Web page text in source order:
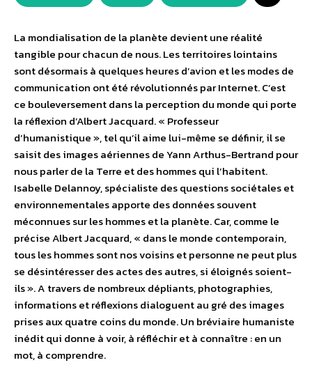
La mondialisation de la planète devient une réalité
tangible pour chacun de nous. Les territoires lointains
sont désormais à quelques heures d’avion et les modes de
communication ont été révolutionnés par Internet. C’est
ce bouleversement dans la perception du monde qui porte
la réflexion d’Albert Jacquard. « Professeur
d’humanistique », tel qu’il aime lui-même se définir, il se
saisit des images aériennes de Yann Arthus-Bertrand pour
nous parler de la Terre et des hommes qui l’habitent.
Isabelle Delannoy, spécialiste des questions sociétales et
environnementales apporte des données souvent
méconnues sur les hommes et la planète. Car, comme le
précise Albert Jacquard, « dans le monde contemporain,
tous les hommes sont nos voisins et personne ne peut plus
se désintéresser des actes des autres, si éloignés soient-
ils ». A travers de nombreux dépliants, photographies,
informations et réflexions dialoguent au gré des images
prises aux quatre coins du monde. Un bréviaire humaniste
inédit qui donne à voir, à réfléchir et à connaître : en un
mot, à comprendre.